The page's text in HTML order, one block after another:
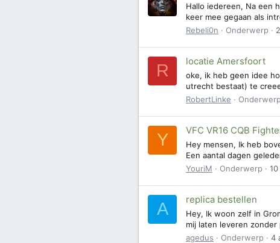
Hallo iedereen, Na een
keer mee gegaan als
Rebeli0n
Onderwerp
R locatie Amersfoort
oke, ik heb geen idee
utrecht bestaat) te
RobertLinke
Y VFC VR16 CQB
Hey mensen, Ik heb
Een aantal dagen
YouriM
Onderwerp
A replica bestellen
Hey, Ik woon zelf in
mij laten leveren
agedus
Onderwerp 4